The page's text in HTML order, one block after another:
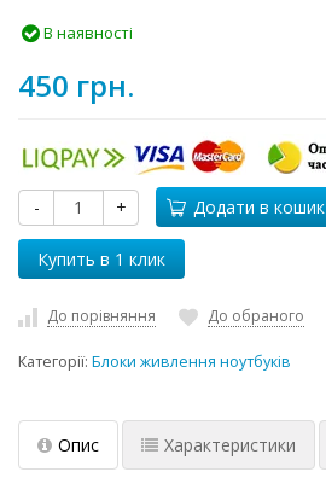
В наявності
450 грн.
- + Додати в кошик
До порівняння До обраного
Категорії: Блоки живлення ноутбуків
Опис Характеристики